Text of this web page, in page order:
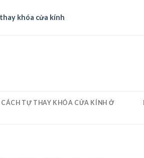
khóa cửa kính
TỰ THAY KHÓA CỬA KÍNH Ở